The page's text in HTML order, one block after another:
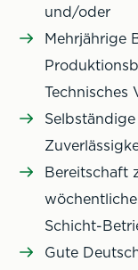
und/oder
Mehrjährige
Technisches
Bereitschaft
Schicht-
Gute